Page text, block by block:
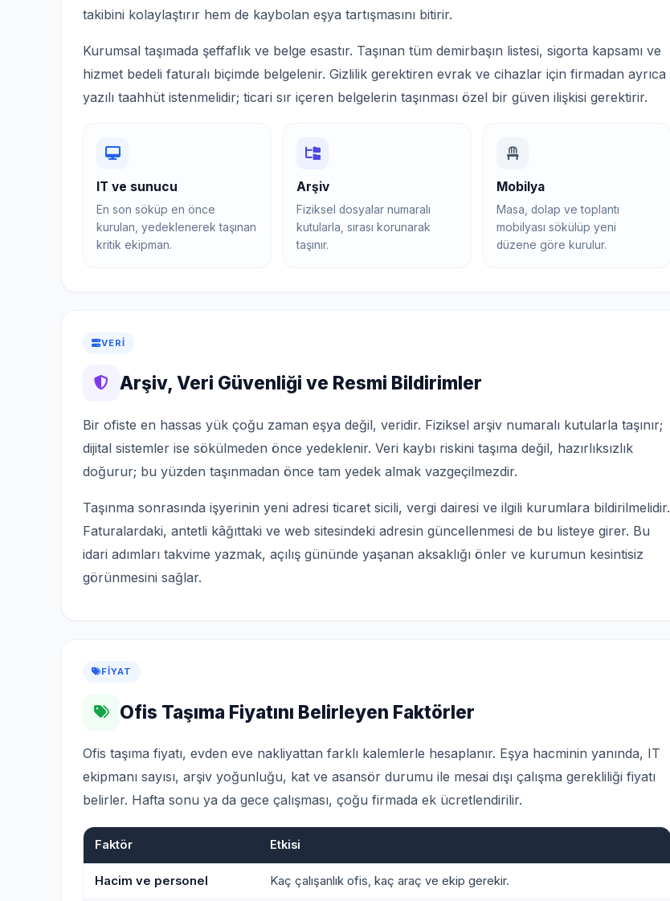
takibini kolaylaştırır hem de kaybolan eşya tartışmasını bitirir.
Kurumsal taşımada şeffaflık ve belge esastır. Taşınan tüm demirbaşın listesi, sigorta kapsamı ve
hizmet bedeli faturalı biçimde belgelenir. Gizlilik gerektiren evrak ve cihazlar için firmadan ayrıca
yazılı taahhüt istenmelidir; ticari sır içeren belgelerin taşınması özel bir güven ilişkisi gerektirir.
IT ve sunucu
En son söküp en önce
kurulan, yedeklenerek taşınan
kritik ekipman.
Arşiv
Fiziksel dosyalar numaralı
kutularla, sırası korunarak
taşınır.
Mobilya
Masa, dolap ve toplantı
mobilyası sökülüp yeni
düzene göre kurulur.
VERI
Arşiv, Veri Güvenliği ve Resmi Bildirimler
Bir ofiste en hassas yük çoğu zaman eşya değil, veridir. Fiziksel arşiv numaralı kutularla taşınır;
dijital sistemler ise sökülmeden önce yedeklenir. Veri kaybı riskini taşıma değil, hazırlıksızlık
doğurur; bu yüzden taşınmadan önce tam yedek almak vazgeçilmezdir.
Taşınma sonrasında işyerinin yeni adresi ticaret sicili, vergi dairesi ve ilgili kurumlara bildirilmelidir.
Faturalardaki, antetli kâğıttaki ve web sitesindeki adresin güncellenmesi de bu listeye girer. Bu
idari adımları takvime yazmak, açılış gününde yaşanan aksaklığı önler ve kurumun kesintisiz
görünmesini sağlar.
FIYAT
Ofis Taşıma Fiyatını Belirleyen Faktörler
Ofis taşıma fiyatı, evden eve nakliyattan farklı kalemlerle hesaplanır. Eşya hacminin yanında, IT
ekipmanı sayısı, arşiv yoğunluğu, kat ve asansör durumu ile mesai dışı çalışma gerekliliği fiyatı
belirler. Hafta sonu ya da gece çalışması, çoğu firmada ek ücretlendirilir.
Faktör Etkisi
Hacim ve personel Kaç çalışanlık ofis, kaç araç ve ekip gerekir.